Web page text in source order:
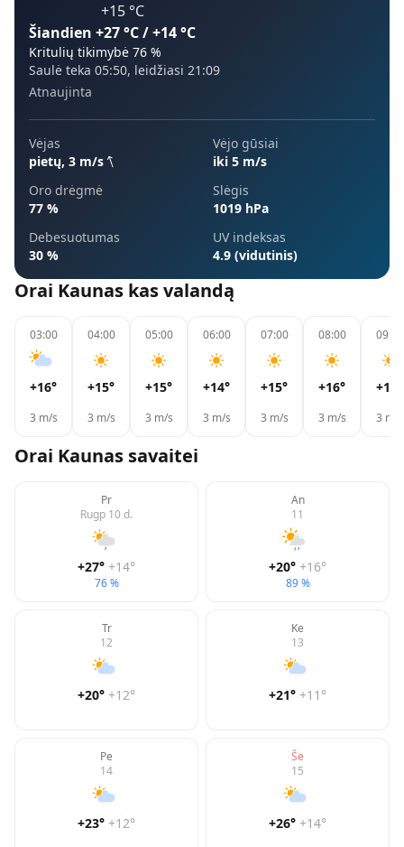
+15 °C
Šiandien +27°C /+14°C
Kritulių tikimybė 76 %
Saulė teka 05:50, leidžiasi 21:09
Atnaujinta
Vėjas
pietų, 3 m/s
Vėjo gūsiai
iki 5 m/s
Oro drėgmė
77 %
Slėgis
1019 hPa
Debesuotumas
30 %
UV indeksas
4.9 (vidutinis)
Orai Kaunas kas valandą
03:00
+16°
3 m/s
04:00
+15°
3 m/s
05:00
+15°
3 m/s
06:00
+14°
3 m/s
07:00
+15°
3 m/s
08:00
+16°
3 m/s
09:00
+19
3 m/s
Orai Kaunas savaitei
Pr
Rugp 10 d.
+27° +14°
76 %
An
11
+20° +16°
89 %
Tr
12
+20° +12°
Ke
13
+21° +11 °
Pe
14
+23° +12°
Še
15
+26° +14°